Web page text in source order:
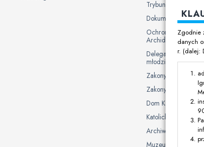
Trybunał
Dokumenty Kurii
Ochrona danych
Archidiecezji
Delegat Biskupa
młodzieży
Zakony męskie
Zakony żeńskie
Dom Księży
Katolickie uczelnie i
Archiwum
Muzeum
Zgodnie
danych
r. (dalej: